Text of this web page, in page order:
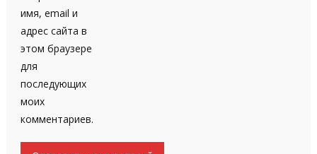
имя, email и
адрес сайта в
этом браузере
для
последующих
моих
комментариев.